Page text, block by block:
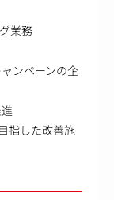
業務
ンペーンの企
指した改善施